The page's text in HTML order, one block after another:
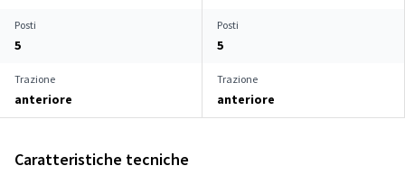
Posti
5
Posti
5
Trazione
anteriore
Trazione
anteriore
Caratteristiche tecniche